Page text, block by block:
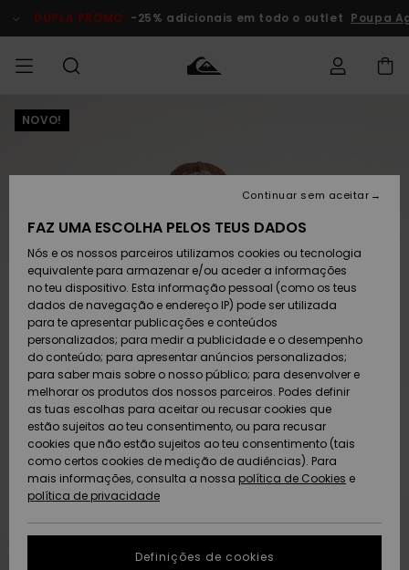
do
DUPLA PROMO -25% adicionais em todo o outlet Poupa
HOMEM
Calçado e
chinelos
Surfe/água
Snow
Artigos
recém-
chegados
Coleções
MENINO
Calçado e
chinelos
Surfe/água
Neve
Artigos
recém-
chegados
Highlights
MULHER
chegados
Highlights
Snow
SURF
Crianças
Highlights
Community
SNOW
Homem
Artigos
Criança
Snow Shop
Feminino
Highlights
Community
DUPLA
PROMO
Criança
Outlet
Mulher
AJUDA
Devoluções
Pagamento
Cartão
presente
Quiksilver
Freedom
Protecção de
dados
Guia de
tamanhos
SUSTAINABILITY
NOVO!
FAZ UMA ESCOLHA PELOS TEUS DADOS
Nós e os nossos parceiros utilizamos cookies ou tecnologia
equivalente para armazenar e/ou aceder a informações
no teu dispositivo. Esta informação pessoal (como os teus
dados de navegação e endereço IP) pode ser utilizada
para te apresentar publicações e conteúdos
personalizados; para medir a publicidade e o desempenho
do conteúdo; para apresentar anúncios personalizados;
para saber mais sobre o nosso público; para desenvolver e
melhorar os produtos dos nossos parceiros. Podes definir
as tuas escolhas para aceitar ou recusar cookies que
estão sujeitos ao teu consentimento, ou para recusar
cookies que não estão sujeitos ao teu consentimento (tais
como certos cookies de medição de audiências). Para
mais informações, consulta a nossa política de Cookies e
política de privacidade
Definições de cookies
Continuar sem aceitar